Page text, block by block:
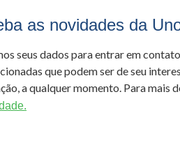
as novidades da
seus dados para entrar em
que podem ser de seu
a qualquer momento. Para mais